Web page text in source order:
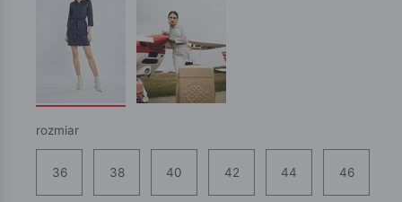
rozmiar
36 38 40 42 44 46